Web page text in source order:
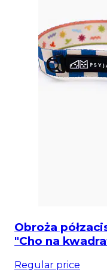
Obroża
"Cho na
Regular price